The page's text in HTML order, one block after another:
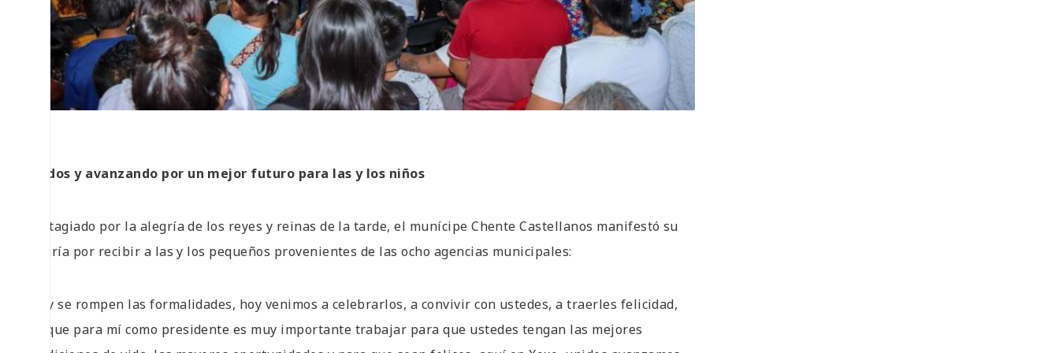
Unidos y avanzando por un mejor futuro para las y los niños
Contagiado por la alegría de los reyes y reinas de la tarde, el munícipe Chente Castellanos manifestó su
alegría por recibir a las y los pequeños provenientes de las ocho agencias municipales:
“Hoy se rompen las formalidades, hoy venimos a celebrarlos, a convivir con ustedes, a traerles felicidad,
porque para mí como presidente es muy importante trabajar para que ustedes tengan las mejores